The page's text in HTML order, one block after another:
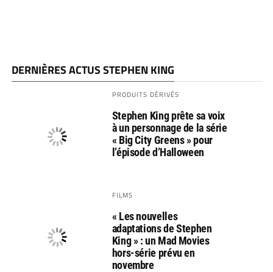
DERNIÈRES ACTUS STEPHEN KING
PRODUITS DÉRIVÉS
Stephen King prête sa voix
à un personnage de la série
« Big City Greens » pour
l’épisode d’Halloween
FILMS
« Les nouvelles
adaptations de Stephen
King » : un Mad Movies
hors-série prévu en
novembre